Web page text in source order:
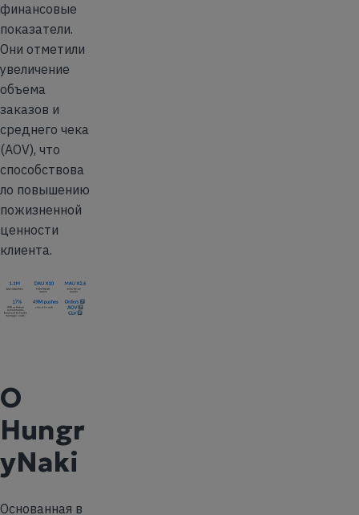
финансовые
показатели.
Они отметили
увеличение
объема
заказов и
среднего чека
(AOV), что
способствова
ло повышению
пожизненной
ценности
клиента.
О
Hungr
yNaki
Основанная в